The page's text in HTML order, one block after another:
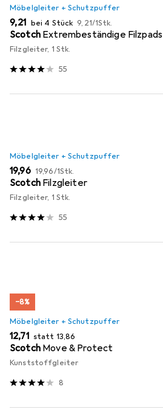
Möbelgleiter + Schutzpuffer
EUR
9,21 bei 4 Stück EUR
9,21/1Stk.
Scotch Extrembeständige Filzpads
Filzgleiter, 1 Stk.
55
Möbelgleiter + Schutzpuffer
EUR
19,96 EUR
19,96/1Stk.
Scotch Filzgleiter
Filzgleiter, 1 Stk.
55
−8%
Möbelgleiter + Schutzpuffer
EUR
12,71 statt EUR
13,86
Scotch Move & Protect
Kunststoffgleiter
8